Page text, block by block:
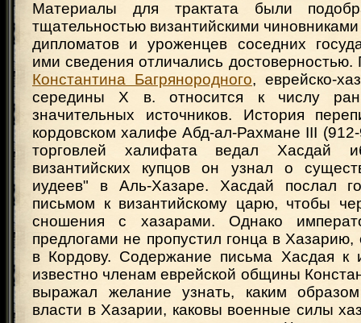
Материалы для трактата были
тщательностью византийскими
дипломатов и уроженцев соседних
ими сведения отличались достоверностью.
Константина Багрянородного, еврейско-
середины X в. относится к числу
значительных источников. История
кордовском халифе Абд-ал-Рахмане III
торговлей халифата ведал Хасдай
византийских купцов он узнал о
иудеев" в Аль-Хазаре. Хасдай послал
письмом к византийскому царю, чтобы
сношения с хазарами. Однако
предлогами не пропустил гонца в Хазарию,
в Кордову. Содержание письма Хасдая к
известно членам еврейской общины
выражал желание узнать, каким
власти в Хазарии, каковы военные силы